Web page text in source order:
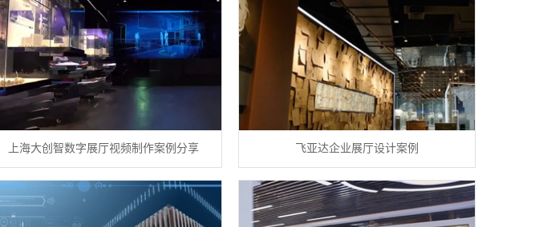
上海大创智数字展厅视频制作案例分享 飞亚达企业展厅设计案例